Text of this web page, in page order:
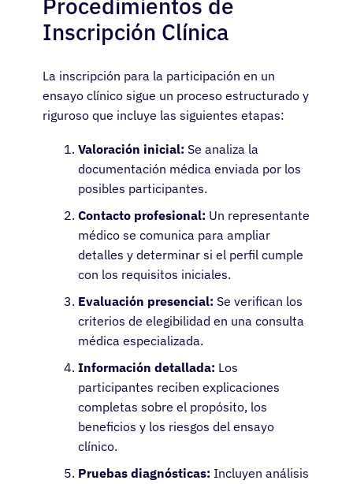
Procedimientos de
Inscripción Clínica
La inscripción para la participación en un
ensayo clínico sigue un proceso estructurado y
riguroso que incluye las siguientes etapas:
Valoración inicial: Se analiza la
documentación médica enviada por los
posibles participantes.
Contacto profesional: Un representante
médico se comunica para ampliar
detalles y determinar si el perfil cumple
con los requisitos iniciales.
Evaluación presencial: Se verifican los
criterios de elegibilidad en una consulta
médica especializada.
Información detallada: Los
participantes reciben explicaciones
completas sobre el propósito, los
beneficios y los riesgos del ensayo
clínico.
Pruebas diagnósticas: Incluyen análisis